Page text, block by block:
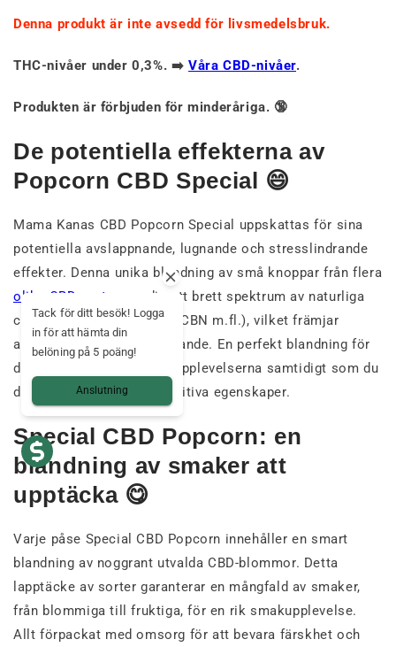
Denna produkt är inte avsedd för livsmedelsbruk.
THC-nivåer under 0,3%. ➡️Våra CBD-nivåer.
Produkten är förbjuden för minderåriga. 🔞
De potentiella effekterna av
Popcorn CBD Special 😄
Mama Kanas CBD Popcorn Special uppskattas för sina
potentiella avslappnande, lugnande och stresslindrande
effekter. Denna unika blandning av små knoppar från flera
olika CBD-sorter
ger dig ett brett spektrum av naturliga
cannabinoider (CBD, CBG, CBN m.fl.), vilket främjar
avslappning och välbefinnande. En perfekt blandning för
dig som gillar att variera upplevelserna samtidigt som du
drar nytta av hampans positiva egenskaper.
Special CBD Popcorn: en
blandning av smaker att
upptäcka 😋
Varje påse Special CBD Popcorn innehåller en smart
blandning av noggrant utvalda CBD-blommor. Detta
lapptäcke av sorter garanterar en mångfald av smaker,
från blommiga till fruktiga, för en rik smakupplevelse.
Allt förpackat med omsorg för att bevara färskhet och
Tack för ditt besök! Logga
in för att hämta din
belöning på 5 poäng!
Anslutning